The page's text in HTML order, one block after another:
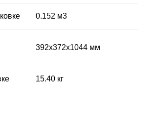
0.152 м3
392х372х1044 мм
15.40 кг